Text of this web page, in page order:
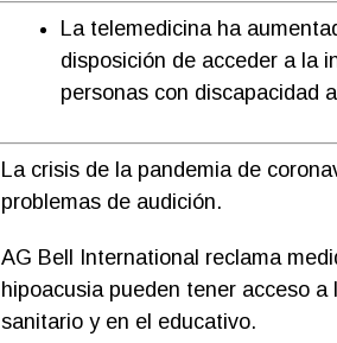
La telemedicina ha
disposición de acceder a la
personas con discapacidad
La crisis de la pandemia de
problemas de audición.
AG Bell International reclama
hipoacusia pueden tener acceso
sanitario y en el educativo.